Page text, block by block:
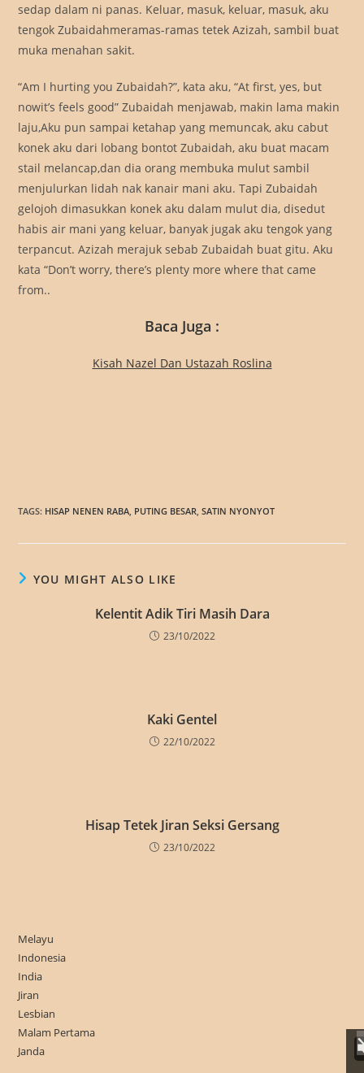
sedap dalam ni panas. Keluar, masuk, keluar, masuk, aku
tengok Zubaidahmeramas-ramas tetek Azizah, sambil buat
muka menahan sakit.
“Am I hurting you Zubaidah?”, kata aku, “At first, yes, but
nowit’s feels good” Zubaidah menjawab, makin lama makin
laju,Aku pun sampai ketahap yang memuncak, aku cabut
konek aku dari lobang bontot Zubaidah, aku buat macam
stail melancap,dan dia orang membuka mulut sambil
menjulurkan lidah nak kanair mani aku. Tapi Zubaidah
gelojoh dimasukkan konek aku dalam mulut dia, disedut
habis air mani yang keluar, banyak jugak aku tengok yang
terpancut. Azizah merajuk sebab Zubaidah buat gitu. Aku
kata “Don’t worry, there’s plenty more where that came
from..
Baca Juga :
Kisah Nazel Dan Ustazah Roslina
TAGS: HISAP NENEN RABA PUTING BESAR SATIN NYONYOT
YOU MIGHT ALSO LIKE
Kelentit Adik Tiri Masih Dara
23/10/2022
Kaki Gentel
22/10/2022
Hisap Tetek Jiran Seksi Gersang
23/10/2022
Melayu
Indonesia
India
Jiran
Lesbian
Malam Pertama
Janda